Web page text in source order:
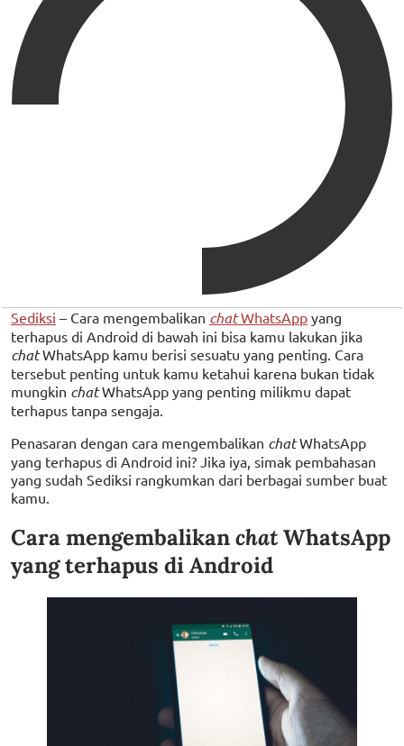
Sediksi – Cara mengembalikan chatWhatsApp yang
terhapus di Android di bawah ini bisa kamu lakukan jika
chatWhatsApp kamu berisi sesuatu yang penting. Cara
tersebut penting untuk kamu ketahui karena bukan tidak
mungkin chatWhatsApp yang penting milikmu dapat
terhapus tanpa sengaja.
Penasaran dengan cara mengembalikan chatWhatsApp
yang terhapus di Android ini? Jika iya, simak pembahasan
yang sudah Sediksi rangkumkan dari berbagai sumber buat
kamu.
Cara mengembalikanchatWhatsApp
yang terhapus di Android